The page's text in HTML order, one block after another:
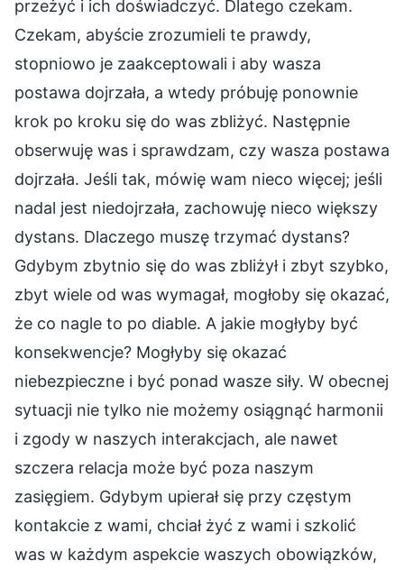
przeżyć i ich doświadczyć. Dlatego czekam.
Czekam, abyście zrozumieli te prawdy,
stopniowo je zaakceptowali i aby wasza
postawa dojrzała, a wtedy próbuję ponownie
krok po kroku się do was zbliżyć. Następnie
obserwuję was i sprawdzam, czy wasza postawa
dojrzała. Jeśli tak, mówię wam nieco więcej; jeśli
nadal jest niedojrzała, zachowuję nieco większy
dystans. Dlaczego muszę trzymać dystans?
Gdybym zbytnio się do was zbliżył i zbyt szybko,
zbyt wiele od was wymagał, mogłoby się okazać,
że co nagle to po diable. A jakie mogłyby być
konsekwencje? Mogłyby się okazać
niebezpieczne i być ponad wasze siły. W obecnej
sytuacji nie tylko nie możemy osiągnąć harmonii
i zgody w naszych interakcjach, ale nawet
szczera relacja może być poza naszym
zasięgiem. Gdybym upierał się przy częstym
kontakcie z wami, chciał żyć z wami i szkolić
was w każdym aspekcie waszych obowiązków,